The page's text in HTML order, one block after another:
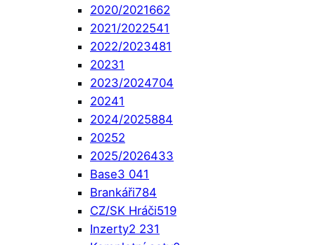
2020/2021662
2021/2022541
2022/2023481
20231
2023/2024704
20241
2024/2025884
20252
2025/2026433
Base3 041
Brankáři784
CZ/SK Hráči519
Inzerty2 231